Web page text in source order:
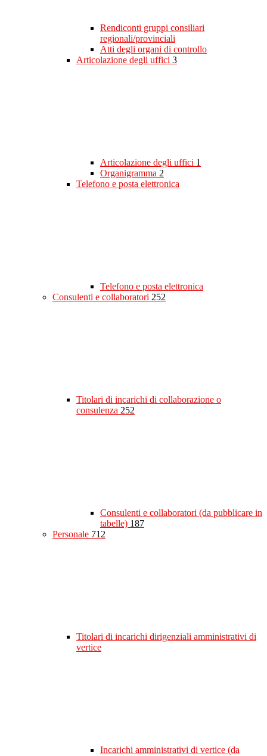
Rendiconti gruppi consiliari
regionali/provinciali
Atti degli organi di controllo
Articolazione degli uffici 3
Articolazione degli uffici 1
Organigramma 2
Telefono e posta elettronica
Telefono e posta elettronica
Consulenti e collaboratori 252
Titolari di incarichi di collaborazione o
consulenza 252
Consulenti e collaboratori (da pubblicare in
tabelle) 187
Personale 712
Titolari di incarichi dirigenziali amministrativi di
vertice
Incarichi amministrativi di vertice (da